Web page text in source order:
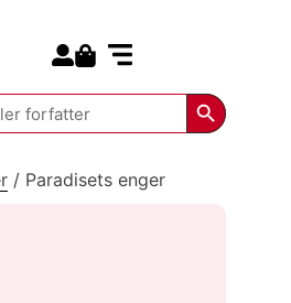
Search
/ Paradisets enger